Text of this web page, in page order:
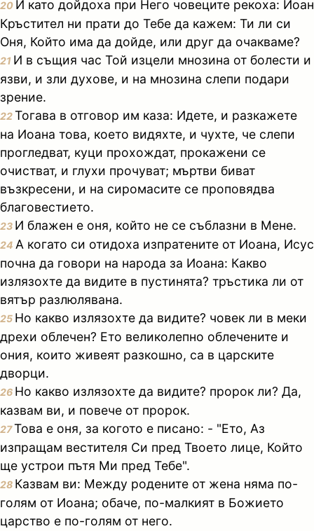
20 И като дойдоха при Него човеците рекоха: Иоан
Кръстител ни прати до Тебе да кажем: Ти ли си
Оня, Който има да дойде, или друг да очакваме?
21 И в същия час Той изцели мнозина от болести и
язви, и зли духове, и на мнозина слепи подари
зрение.
22Тогава в отговор им каза: Идете, и разкажете
на Иоана това, което видяхте, и чухте, че слепи
прогледват, куци прохождат, прокажени се
очистват, и глухи прочуват; мъртви биват
възкресени, и на сиромасите се проповядва
благовестието.
23 И блажен е оня, който не се съблазни в Мене.
24 А когато си отидоха изпратените от Иоана, Исус
почна да говори на народа за Иоана: Какво
излязохте да видите в пустинята? тръстика ли от
вятър разлюлявана.
25 Но какво излязохте да видите? човек ли в меки
дрехи облечен? Ето великолепно облечените и
ония, които живеят разкошно, са в царските
дворци.
26 Но какво излязохте да видите? пророк ли? Да,
казвам ви, и повече от пророк.
27Това е оня, за когото е писано: - "Ето, Аз
изпращам вестителя Си пред Твоето лице, Който
ще устрои пътя Ми пред Тебе".
28 Казвам ви: Между родените от жена няма по-
голям от Иоана; обаче, по-малкият в Божието
царство е по-голям от него.